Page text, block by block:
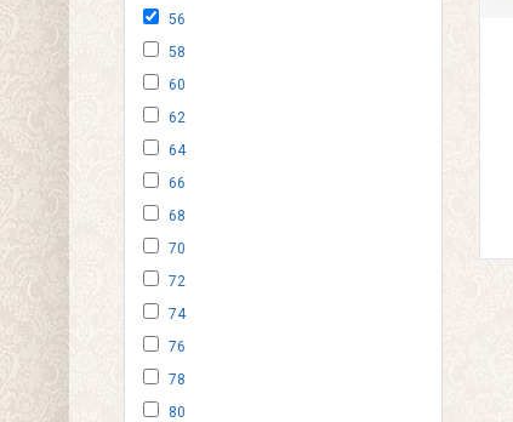
56
58
60
62
64
66
68
70
72
74
76
78
80